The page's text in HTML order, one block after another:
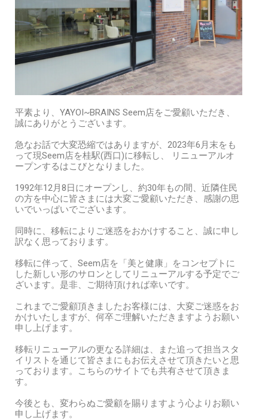
平素より、YAYOI~BRAINS Seem店をご愛顧いただき、
誠にありがとうございます。
急なお話で大変恐縮ではありますが、2023年6月末をも
って現Seem店を桂駅(西口)に移転し、 リニューアルオ
ープンするはこびとなりました。
1992年12月8日にオープンし、約30年もの間、近隣住民
の方を中心に皆さまには大変ご愛顧いただき、感謝の思
いでいっぱいでございます。
同時に、移転によりご迷惑をおかけすること、誠に申し
訳なく思っております。
移転に伴って、Seem店を「美と健康」をコンセプトに
した新しい形のサロンとしてリニューアルする予定でご
ざいます。是非、ご期待頂ければ幸いです。
これまでご愛顧頂きましたお客様には、大変ご迷惑をお
かけいたしますが、何卒ご理解いただきますようお願い
申し上げます。
移転リニューアルの更なる詳細は、また追って担当スタ
イリストを通じて皆さまにもお伝えさせて頂きたいと思
っております。こちらのサイトでも共有させて頂きま
す。
今後とも、変わらぬご愛顧を賜りますよう心よりお願い
申し上げます。